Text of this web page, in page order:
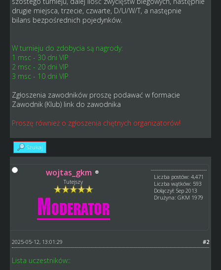
drugie miejsca, trzecie, czwarte, D/U/W/T, a następnie
bilans bezpośrednich pojedynków.
W turnieju do zdobycia są nagrody:
1 msc - 30 dni VIP
2 msc - 20 dni VIP
3 msc - 10 dni VIP
Zgłoszenia zawodników proszę podawać w formacie
Zawodnik (Klub) link do zawodnika
Proszę również o zgłoszenia chętnych organizatorów!
Szukaj
wojtas_gkm
Tutejszy
Liczba postów: 4,471
Liczba wątków: 593
Dołączył: Sep 2013
Drużyna: GKM 1979
#2
2025-05-12, 13:01:29
Lista uczestników::